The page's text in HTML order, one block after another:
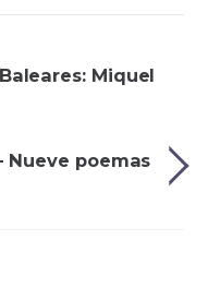
Miquel
Nueve poemas